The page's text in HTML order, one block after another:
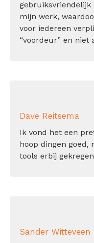
gebruiksvriendelijk
mijn werk,
voor iedereen
“voordeur” en niet
Dave Reitsema
Ik vond het een
hoop dingen goed,
tools erbij gekregen
Sander Witteveen